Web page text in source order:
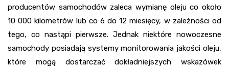
producentów samochodów zaleca wymianę oleju co około
10 000 kilometrów lub co 6 do 12 miesięcy, w zależności od
tego, co nastąpi pierwsze. Jednak niektóre nowoczesne
samochody posiadają systemy monitorowania jakości oleju,
które mogą dostarczać dokładniejszych wskazówek